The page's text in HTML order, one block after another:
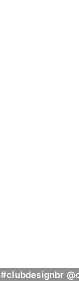
#clubdesignbr